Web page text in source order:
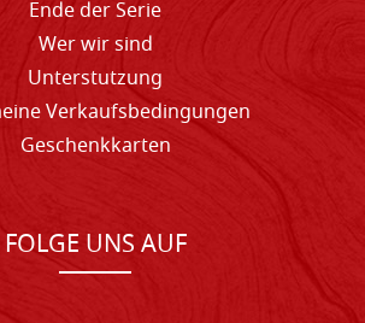
Ende der Serie
Wer wir sind
Unterstutzung
Verkaufsbedingungen
Geschenkkarten
FOLGE UNS AUF